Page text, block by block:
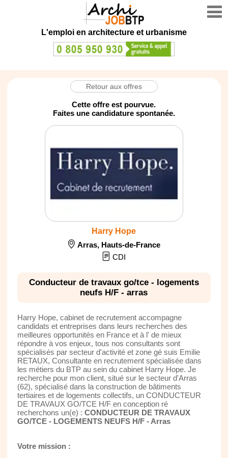
L'emploi en architecture et urbanisme
Retour aux offres
Cette offre est pourvue.
Faites une candidature spontanée.
Harry Hope
Arras, Hauts-de-France
CDI
Conducteur de travaux go/tce - logements
neufs H/F - arras
Harry Hope, cabinet de recrutement accompagne
candidats et entreprises dans leurs recherches des
meilleures opportunités en France et à l' de mieux
répondre à vos enjeux, tous nos consultants sont
spécialisés par secteur d'activité et zone gé suis Emilie
RETAUX, Consultante en recrutement spécialisée dans
les métiers du BTP au sein du cabinet Harry Hope. Je
recherche pour mon client, situé sur le secteur d'Arras
(62), spécialisé dans la construction de bâtiments
tertiaires et de logements collectifs, un CONDUCTEUR
DE TRAVAUX GO/TCE H/F en conception ré
recherchons un(e) : CONDUCTEUR DE TRAVAUX
GO/TCE - LOGEMENTS NEUFS H/F - Arras
Votre mission :